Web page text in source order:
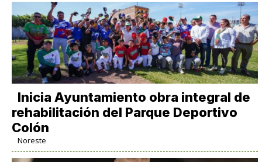
Inicia Ayuntamiento obra integral de
rehabilitación del Parque Deportivo
Colón
Noreste